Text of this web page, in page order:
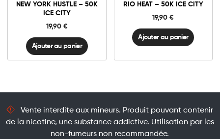
NEW YORK HUSTLE – 50K
ICE CITY
19,90 €
50K
Ice
City
quantité
Ajouter au panier
RIO HEAT – 50K ICE CITY
19,90€
Ice
quantité
Ajouter au panier
Vente interdite aux mineurs. Produit pouvant contenir
de la nicotine, une substance addictive. Utilisation par les
non-fumeurs non recommandée.